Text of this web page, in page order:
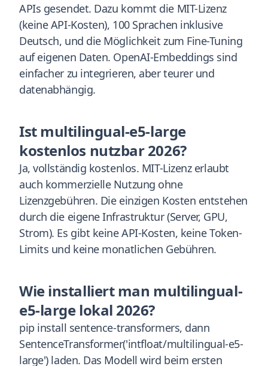
APIs gesendet. Dazu kommt die MIT-Lizenz
(keine API-Kosten), 100 Sprachen inklusive
Deutsch, und die Möglichkeit zum Fine-Tuning
auf eigenen Daten. OpenAI-Embeddings sind
einfacher zu integrieren, aber teurer und
datenabhängig.
Ist multilingual-e5-large
kostenlos nutzbar 2026?
Ja, vollständig kostenlos. MIT-Lizenz erlaubt
auch kommerzielle Nutzung ohne
Lizenzgebühren. Die einzigen Kosten entstehen
durch die eigene Infrastruktur (Server, GPU,
Strom). Es gibt keine API-Kosten, keine Token-
Limits und keine monatlichen Gebühren.
Wie installiert man multilingual-
e5-large lokal 2026?
pip install sentence-transformers, dann
SentenceTransformer('intfloat/multilingual-e5-
large') laden. Das Modell wird beim ersten